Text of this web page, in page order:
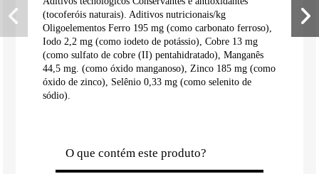
(tocoferóis naturais). Aditivos nutricionais/kg
Oligoelementos Ferro 195 mg (como carbonato ferroso),
Iodo 2,2 mg (como iodeto de potássio), Cobre 13 mg
(como sulfato de cobre (II) pentahidratado), Manganês
44,5 mg. (como óxido manganoso), Zinco 185 mg (como
óxido de zinco), Selênio 0,33 mg (como selenito de
sódio).
O que contém este produto?